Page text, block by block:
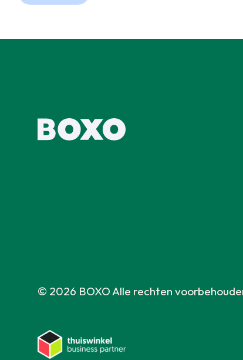
© 2026 BOXO Alle rechten